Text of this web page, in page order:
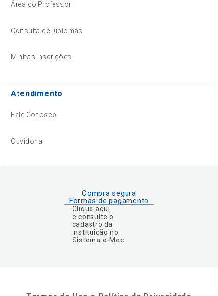
Área do Professor
Consulta de Diplomas
Minhas Inscrições
Atendimento
Fale Conosco
Ouvidoria
Compra segura
Formas de pagamento
Clique aqui
e consulte o
cadastro da
Instituição no
Sistema e-Mec